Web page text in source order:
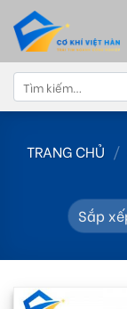
content
Tìm
kiếm:
TRANG CHỦ /